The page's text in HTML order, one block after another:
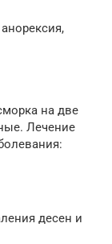
на две
Лечение
десен и